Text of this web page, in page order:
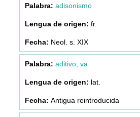
adisonismo
fr.
Neol. s. XIX
aditivo, va
lat.
Antigua reintroducida